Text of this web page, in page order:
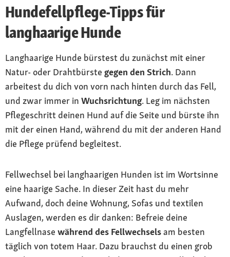
Hundefellpflege-Tipps für
langhaarige Hunde
Langhaarige Hunde bürstest du zunächst mit einer
Natur- oder Drahtbürste gegen den Strich. Dann
arbeitest du dich von vorn nach hinten durch das Fell,
und zwar immer in Wuchsrichtung. Leg im nächsten
Pflegeschritt deinen Hund auf die Seite und bürste ihn
mit der einen Hand, während du mit der anderen Hand
die Pflege prüfend begleitest.
Fellwechsel bei langhaarigen Hunden ist im Wortsinne
eine haarige Sache. In dieser Zeit hast du mehr
Aufwand, doch deine Wohnung, Sofas und textilen
Auslagen, werden es dir danken: Befreie deine
Langfellnase während des Fellwechselsam besten
täglich von totem Haar. Dazu brauchst du einen grob